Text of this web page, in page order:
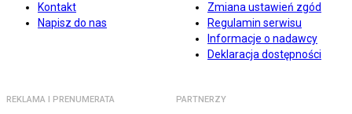
Kontakt
Napisz do nas
Zmiana ustawień zgód
Regulamin serwisu
Informacje o nadawcy
Deklaracja dostępności
REKLAMA I PRENUMERATA PARTNERZY